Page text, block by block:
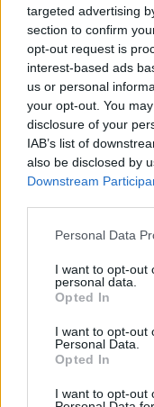
targeted advertising
section to confirm
opt-out request is
interest-based ads
us or personal
your opt-out. You
disclosure of your
IAB’s list of
also be disclosed by
Downstream
Personal Data
I want to opt-out
personal data.
Opted In
I want to opt-out
Personal Data.
Opted In
I want to opt-out
Esim for USA|